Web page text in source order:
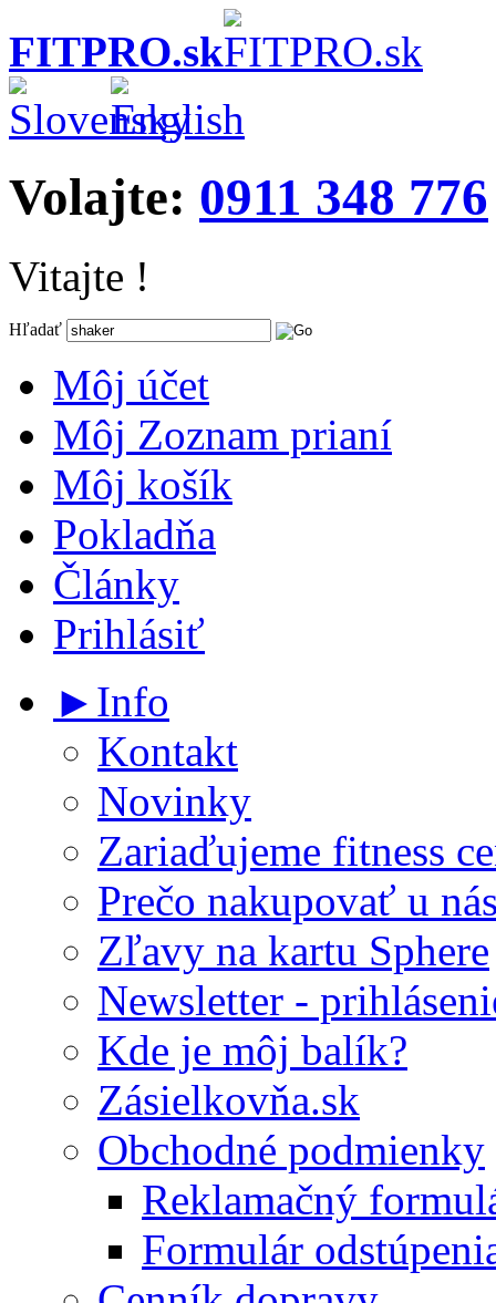
FITPRO.sk
Volajte: 0911 348 776
Vitajte !
Hľadať
Môj účet
Môj Zoznam prianí
Môj košík
Pokladňa
Články
Prihlásiť
►Info
Kontakt
Novinky
Zariaďujeme fitness
Prečo nakupovať u
Zľavy na kartu Sphere
Newsletter -
Kde je môj balík?
Zásielkovňa.sk
Obchodné podmienky
Reklamačný
Formulár